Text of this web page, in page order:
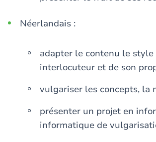
Néerlandais :
adapter le contenu le
interlocuteur et de son
vulgariser les concepts, la
présenter un projet en
informatique de